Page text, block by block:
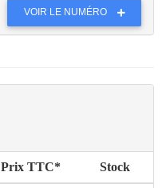
VOIR LE NUMÉRO
Prix TTC* Stock